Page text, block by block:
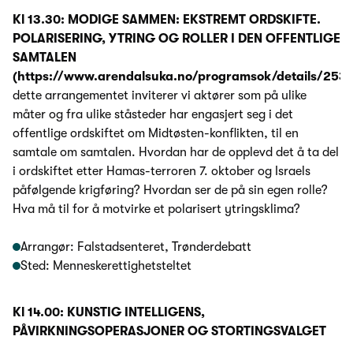
Kl 13.30: MODIGE SAMMEN: EKSTREMT ORDSKIFTE.
POLARISERING, YTRING OG ROLLER I DEN OFFENTLIGE
SAMTALEN
(https://www.arendalsuka.no/programsok/details/
dette arrangementet inviterer vi aktører som på ulike
måter og fra ulike ståsteder har engasjert seg i det
offentlige ordskiftet om Midtøsten-konflikten, til en
samtale om samtalen. Hvordan har de opplevd det å ta del
i ordskiftet etter Hamas-terroren 7. oktober og Israels
påfølgende krigføring? Hvordan ser de på sin egen rolle?
Hva må til for å motvirke et polarisert ytringsklima?
Arrangør: Falstadsenteret, Trønderdebatt
Sted: Menneskerettighetsteltet
Kl 14.00: KUNSTIG INTELLIGENS,
PÅVIRKNINGSOPERASJONER OG STORTINGSVALGET